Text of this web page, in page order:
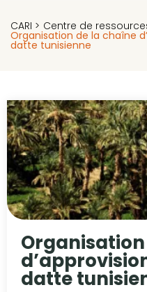
CARI > Centre de
Organisation de la chaîne
datte tunisienne
datte